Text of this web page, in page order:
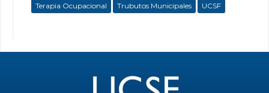
Terapia Ocupacional
Trubutos Municipales UCSF